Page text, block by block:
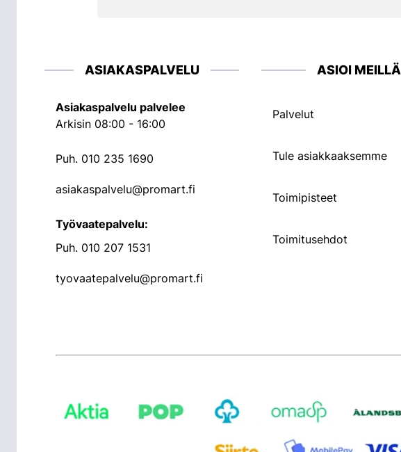
ASIAKASPALVELU
Asiakaspalvelu palvelee
Arkisin 08:00 - 16:00
Puh. 010 235 1690
asiakaspalvelu@promart.fi
Työvaatepalvelu:
Puh. 010 207 1531
tyovaatepalvelu@promart.fi
ASIOI MEILLÄ
Palvelut
Tule asiakkaaksemme
Toimipisteet
Toimitusehdot